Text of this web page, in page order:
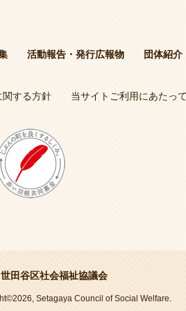
活動報告・発行広報物 団体紹介
関する方針 当サイトご利用にあたっ
世田谷区社会福祉協議会
Setagaya Council of Social Welfare.